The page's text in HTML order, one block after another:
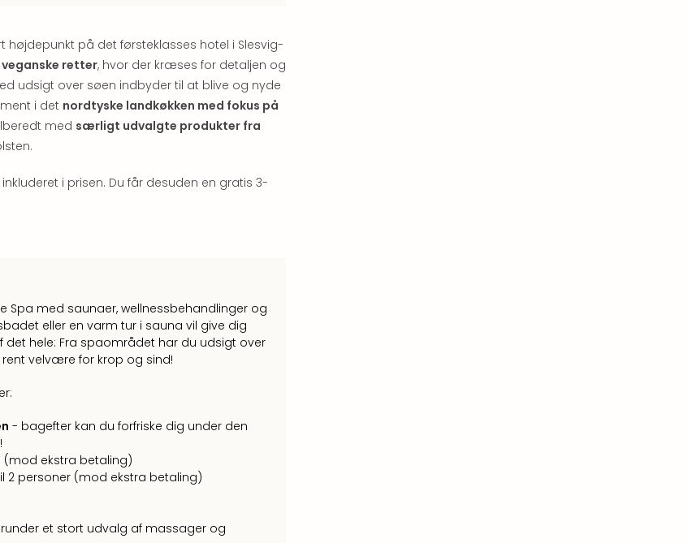
højdepunkt på det førsteklasses hotel i Slesvig-
retter, hvor der kræses for detaljen og
udsigt over søen indbyder til at blive og nyde
i det nordtyske landkøkken med fokus på
med særligt udvalgte produkter fra
i prisen. Du får desuden en gratis 3-
Spa med saunaer, wellnessbehandlinger og
eller en varm tur i sauna vil give dig
det hele: Fra spaområdet har du udsigt over
velvære for krop og sind!
- bagefter kan du forfriske dig under den
(mod ekstra betaling)
2 personer (mod ekstra betaling)
et stort udvalg af massager og